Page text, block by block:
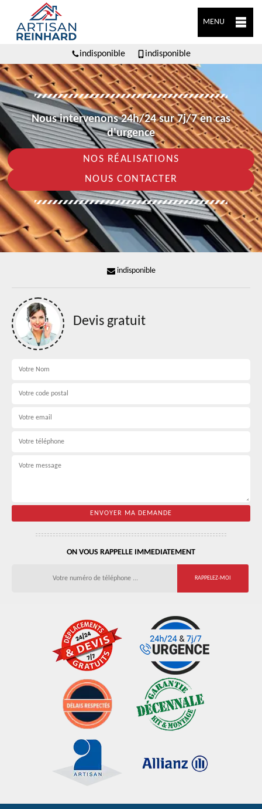
MENU
indisponible indisponible
Nous intervenons 24h/24 sur 7j/7 en cas
d'urgence
NOS RÉALISATIONS
NOUS CONTACTER
indisponible
Devis gratuit
ON VOUS RAPPELLE IMMEDIATEMENT